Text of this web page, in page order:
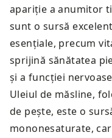
apariție a anumitor
sunt o sursă
esențiale, precum
sprijină sănătatea
și a funcției
Uleiul de măsline,
de pește, este o
mononesaturate,